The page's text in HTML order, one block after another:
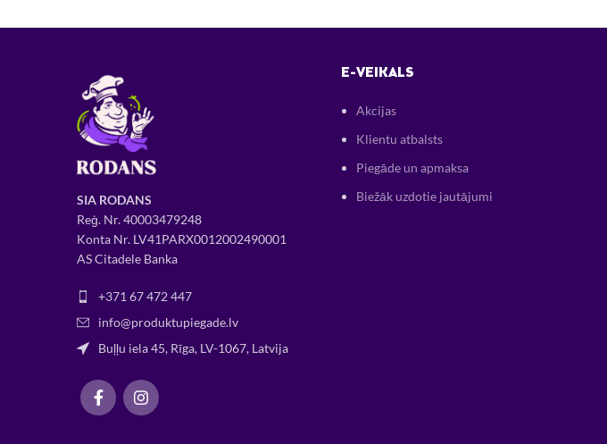
SIA RODANS
Reģ. Nr.40003479248
Konta Nr. LV41PARX0012002490001
AS Citadele Banka
+371 67 472 447
info@produktupiegade.lv
Buļļu iela 45, Rīga, LV-1067, Latvija
E-VEIKALS
Akcijas
Klientu atbalsts
Piegāde un apmaksa
Biežāk uzdotie jautājumi